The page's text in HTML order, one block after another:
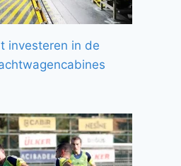
investeren in de